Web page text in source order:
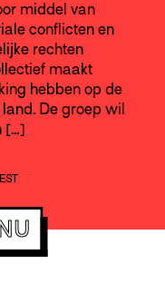
middel van
conflicten en
rechten
maakt
hebben op de
De groep wil
[…]